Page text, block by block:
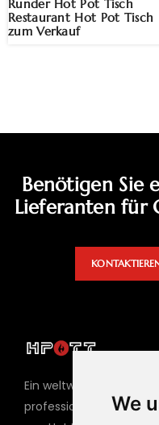
We
Runder Hot Pot Tisch
Restaurant Hot Pot Tisch
zum Verkauf
Benötigen Sie
Lieferanten für
Ein weltweiter
professioneller